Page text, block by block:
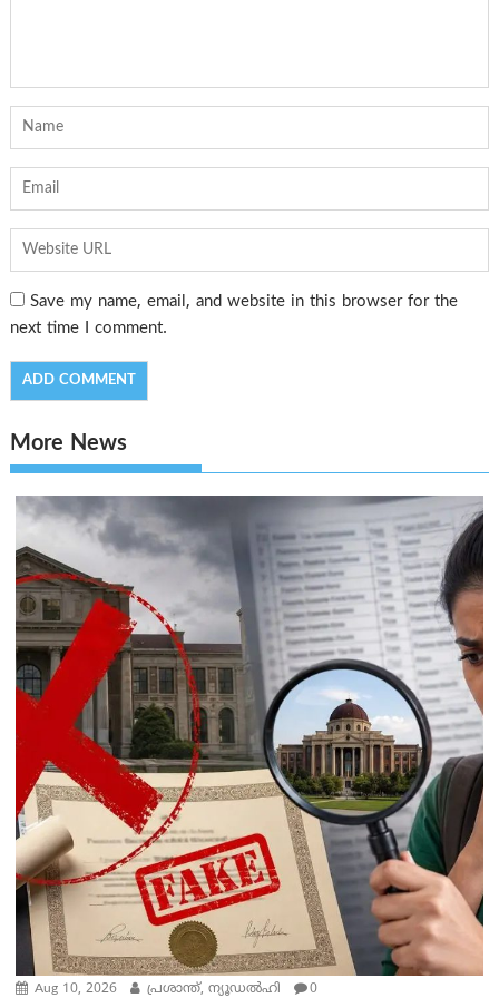
Save my name, email, and website in this browser for the
next time I comment.
More News
Aug 10, 2026 പ്രശാന്ത്, ന്യൂഡല്‍ഹി 0